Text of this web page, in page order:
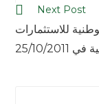
Next Post
للاستثمارات
10/2011